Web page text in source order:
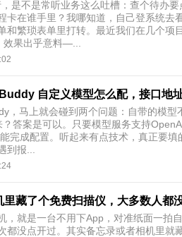
是不是常听业务这么吐槽：查个待办要
在谁手里？我哪知道，自己登系统去
和繁琐表单里打转。最近我们在几个项
果出乎意料—...
自定义模型怎么配，接口地
，马上就会碰到两个问题：自带的模
答案是可以。只要模型服务支持
完成配置。听起来有点技术，真正要
到报...
藏了个免费扫描仪，大多数人都
，就是一台不用下App，对准纸面一拍
都没点开过。其实备忘录或者相机里就